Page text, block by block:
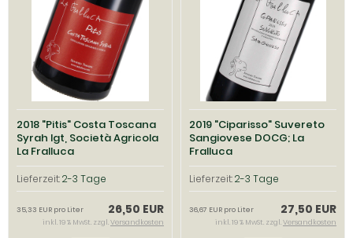
2018 "Pitis" Costa Toscana
Syrah Igt, Società Agricola
La Fralluca
Lieferzeit:2-3 Tage
26,50 EUR
35,33 EUR pro Liter
inkl. 19 % MwSt. zzgl.Versandkosten
2019 "Ciparisso" Suvereto
Sangiovese DOCG; La
Fralluca
Lieferzeit:2-3 Tage
27,50 EUR
36,67 EUR pro Liter
inkl. 19 % MwSt. zzgl.Versandkosten